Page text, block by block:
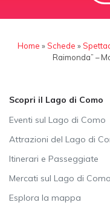
Home »Schede »
Raimonda” –
Scopri il Lago di Como
Eventi sul Lago di Como
Attrazioni del Lago di
Itinerari e Passeggiate
Mercati sul Lago di Como
Esplora la mappa